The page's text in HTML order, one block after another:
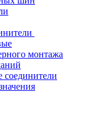
монтажа
соединители